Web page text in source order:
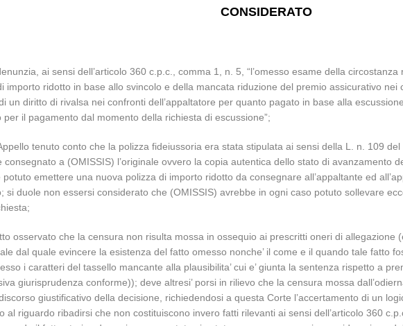
CONSIDERATO
ai sensi dell’articolo 360 c.p.c., comma 1, n. 5, “l’omesso esame della
importo ridotto in base allo svincolo e della mancata riduzione del premio assicurativo
un diritto di rivalsa nei confronti dell’appaltatore per quanto pagato in base alla
il pagamento dal momento della richiesta di escussione”;
tenuto conto che la polizza fideiussoria era stata stipulata ai sensi della L. n. 109
consegnato a (OMISSIS) l’originale ovvero la copia autentica dello stato di avanzamento
emettere una nuova polizza di importo ridotto da consegnare all’appaltante ed
si duole non essersi considerato che (OMISSIS) avrebbe in ogni caso potuto sollevare
osservato che la censura non risulta mossa in ossequio ai prescritti oneri di
dal quale evincere la esistenza del fatto omesso nonche’ il come e il quando tale fatto
i caratteri del tassello mancante alla plausibilita’ cui e’ giunta la sentenza rispetto a
giurisprudenza conforme)); deve altresi’ porsi in rilievo che la censura mossa
giustificativo della decisione, richiedendosi a questa Corte l’accertamento di un
al riguardo ribadirsi che non costituiscono invero fatti rilevanti ai sensi dell’articolo 360